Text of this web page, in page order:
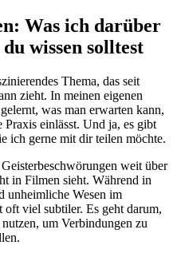
Was⁤ ich darüber
wissen solltest
Thema, das seit
zieht. In meinen eigenen
was man erwarten kann,
Praxis⁢ einlässt. Und ja, es gibt
ich gerne mit dir teilen möchte.
weit über
in Filmen sieht. Während​ in
⁢unheimliche Wesen im
oft viel subtiler. Es geht darum,
um Verbindungen zu